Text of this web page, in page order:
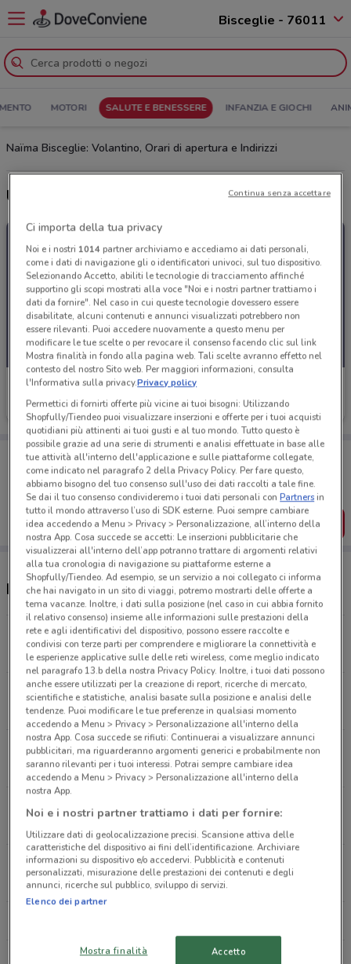
Bisceglie - 76011
MOTORI SALUTE E BENESSERE INFANZIA E GIOCHI
Naïma Bisceglie: Volantino, Orari di apertura e Indirizzi
Ultime offerte del volantino Naïma
Naïma
Scade il 30/08
Porta DoveConviene sempre con te!
Puoi trovare le migliori offerte dei negozi vicino a te,
salvarle e creare la tua lista del risparmio, comodamente
dal tuo cellulare.
SCARICA L’APP
Negozi Naïma a Bisceglie
Corso Italia, 38 Trani
7.4 km
Viale Istria, 112 Andria
16.6 km
Via Luciano Manara 3/4 Andria
17.1 km
C.So Garibaldi, 40 Barletta
Via G. De Nittis, 3 Barletta
20.9 km
Ci importa della tua privacy
Noi e i nostri 1014partner archiviamo e accediamo ai dati personali,
come i dati di navigazione gli o identificatori univoci, sul tuo dispositivo.
Selezionando Accetto, abiliti le tecnologie di tracciamento affinché
supportino gli scopi mostrati alla voce "Noi e i nostri partner trattiamo i
dati da fornire". Nel caso in cui queste tecnologie dovessero essere
disabilitate, alcuni contenuti e annunci visualizzati potrebbero non
essere rilevanti. Puoi accedere nuovamente a questo menu per
modificare le tue scelte o per revocare il consenso facendo clic sul link
Mostra finalità in fondo alla pagina web. Tali scelte avranno effetto nel
contesto del nostro Sito web. Per maggiori informazioni, consulta
l'Informativa sulla privacy.Privacy policy
Permettici di fornirti offerte più vicine ai tuoi bisogni: Utilizzando
Shopfully/Tiendeo puoi visualizzare inserzioni e offerte per i tuoi acquisti
quotidiani più attinenti ai tuoi gusti e al tuo mondo. Tutto questo è
possibile grazie ad una serie di strumenti e analisi effettuate in base alle
tue attività all'interno dell'applicazione e sulle piattaforme collegate,
come indicato nel paragrafo 2 della Privacy Policy. Per fare questo,
abbiamo bisogno del tuo consenso sull'uso dei dati raccolti a tale fine.
Se dai il tuo consenso condivideremo i tuoi dati personali conPartnersin
tutto il mondo attraverso l’uso di SDK esterne. Puoi sempre cambiare
idea accedendo a Menu > Privacy > Personalizzazione, all’interno della
nostra App. Cosa succede se accetti: Le inserzioni pubblicitarie che
visualizzerai all'interno dell’app potranno trattare di argomenti relativi
alla tua cronologia di navigazione su piattaforme esterne a
Shopfully/Tiendeo. Ad esempio, se un servizio a noi collegato ci informa
che hai navigato in un sito di viaggi, potremo mostrarti delle offerte a
tema vacanze. Inoltre, i dati sulla posizione (nel caso in cui abbia fornito
il relativo consenso) insieme alle informazioni sulle prestazioni della
rete e agli identificativi del dispositivo, possono essere raccolte e
condivisi con terze parti per comprendere e migliorare la connettività e
le esperienze applicative sulle delle reti wireless, come meglio indicato
nel paragrafo 13.b della nostra Privacy Policy. Inoltre, i tuoi dati possono
anche essere utilizzati per la creazione di report, ricerche di mercato,
scientifiche e statistiche, analisi basate sulla posizione e analisi delle
tendenze. Puoi modificare le tue preferenze in qualsiasi momento
accedendo a Menu > Privacy > Personalizzazione all'interno della
nostra App. Cosa succede se rifiuti: Continuerai a visualizzare annunci
pubblicitari, ma riguarderanno argomenti generici e probabilmente non
saranno rilevanti per i tuoi interessi. Potrai sempre cambiare idea
accedendo a Menu > Privacy > Personalizzazione all'interno della
nostra App.
Noi e i nostri partner trattiamo i dati per fornire:
Utilizzare dati di geolocalizzazione precisi. Scansione attiva delle
caratteristiche del dispositivo ai fini dell’identificazione. Archiviare
informazioni su dispositivo e/o accedervi. Pubblicità e contenuti
personalizzati, misurazione delle prestazioni dei contenuti e degli
annunci, ricerche sul pubblico, sviluppo di servizi.
Elenco dei partner
Mostra finalità Accetto
Continua senza accettare